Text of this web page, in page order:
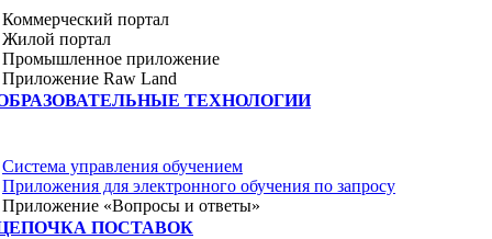
Коммерческий портал
Жилой портал
Промышленное приложение
Приложение Raw Land
ТЕХНОЛОГИИ
Система управления обучением
Приложения для электронного обучения по запросу
Приложение «Вопросы и ответы»
ПОСТАВОК